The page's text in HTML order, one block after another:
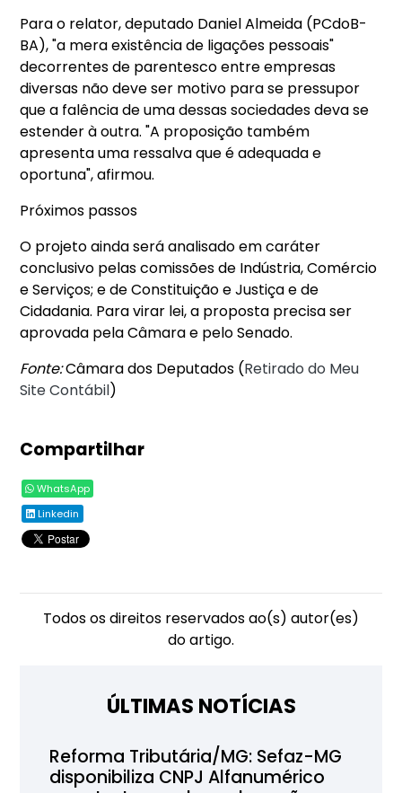
Para o relator, deputado Daniel Almeida (PCdoB-
BA), "a mera existência de ligações pessoais"
decorrentes de parentesco entre empresas
diversas não deve ser motivo para se pressupor
que a falência de uma dessas sociedades deva se
estender à outra. "A proposição também
apresenta uma ressalva que é adequada e
oportuna", afirmou.
Próximos passos
O projeto ainda será analisado em caráter
conclusivo pelas comissões de Indústria, Comércio
e Serviços; e de Constituição e Justiça e de
Cidadania. Para virar lei, a proposta precisa ser
aprovada pela Câmara e pelo Senado.
Fonte:Câmara dos Deputados (Retirado do Meu
Site Contábil)
Compartilhar
WhatsApp
Linkedin
Todos os direitos reservados ao(s) autor(es)
do artigo.
ÚLTIMAS NOTÍCIAS
Reforma Tributária/MG: Sefaz-MG
disponibiliza CNPJ Alfanumérico